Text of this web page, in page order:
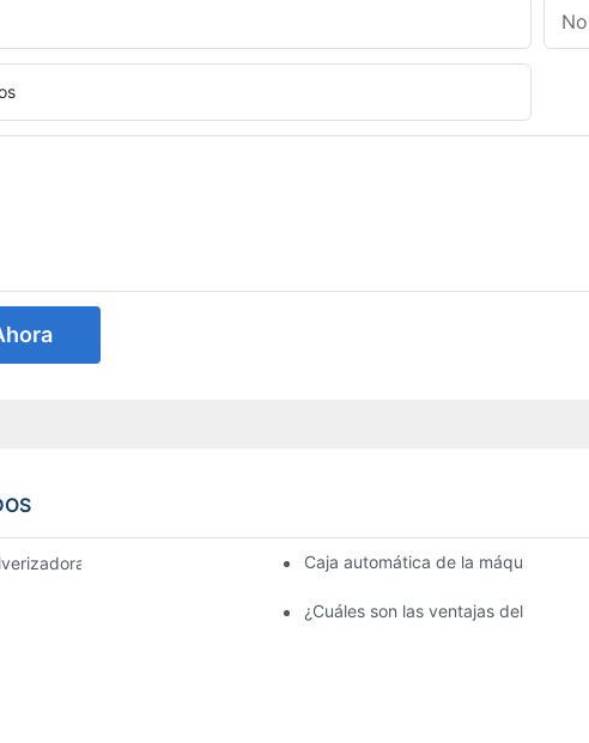
de esmalte la apariencia de los muebles?Caja automática de la máquina
de masilla la velocidad y la calidad de la aplicación de masilla?
¿Cuáles son las ventajas del